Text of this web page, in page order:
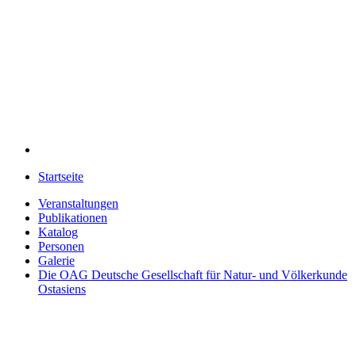
Startseite
Veranstaltungen
Publikationen
Katalog
Personen
Galerie
Die OAG Deutsche Gesellschaft für Natur- und Völkerkunde
Ostasiens